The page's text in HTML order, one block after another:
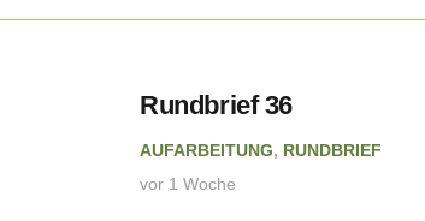
Rundbrief 36
AUFARBEITUNG, RUNDBRIEF
vor 1 Woche